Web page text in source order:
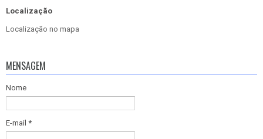
Localização
Localização no mapa
MENSAGEM
Nome
E-mail *